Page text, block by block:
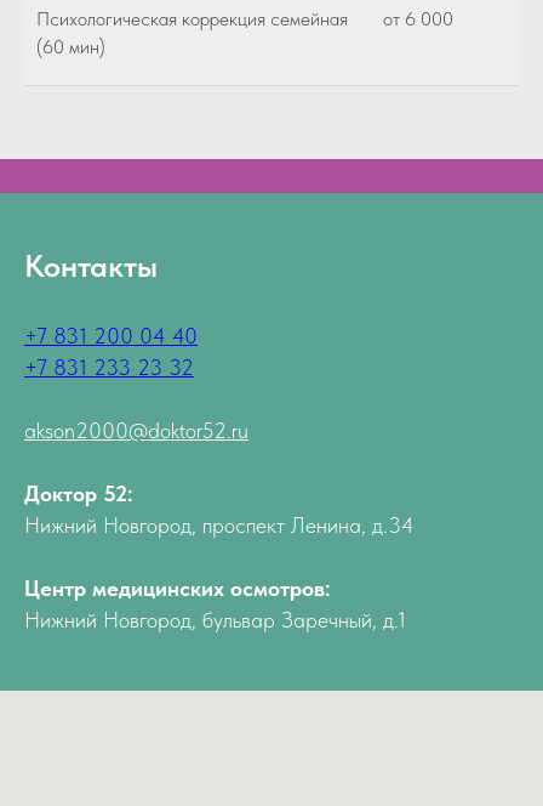
Психологическая коррекция семейная
(60 мин)
от 6 000
Контакты
+7 831 200 04 40
+7 831 233 23 32
akson2000@doktor52.ru
Доктор 52:
Нижний Новгород, проспект Ленина, д.34
Центр медицинских осмотров:
Нижний Новгород, бульвар Заречный, д.1